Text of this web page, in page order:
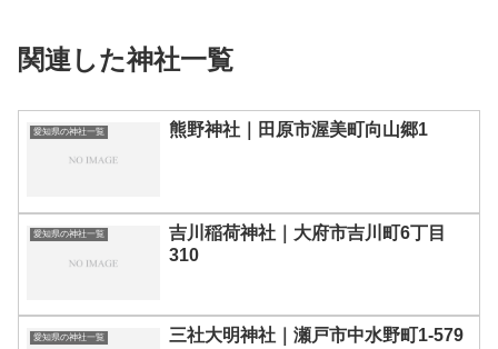
関連した神社一覧
愛知県の神社一覧 熊野神社｜田原市渥美町向山郷1
愛知県の神社一覧
吉川稲荷神社｜大府市吉川町6丁目
310
愛知県の神社一覧 三社大明神社｜瀬戸市中水野町1-579